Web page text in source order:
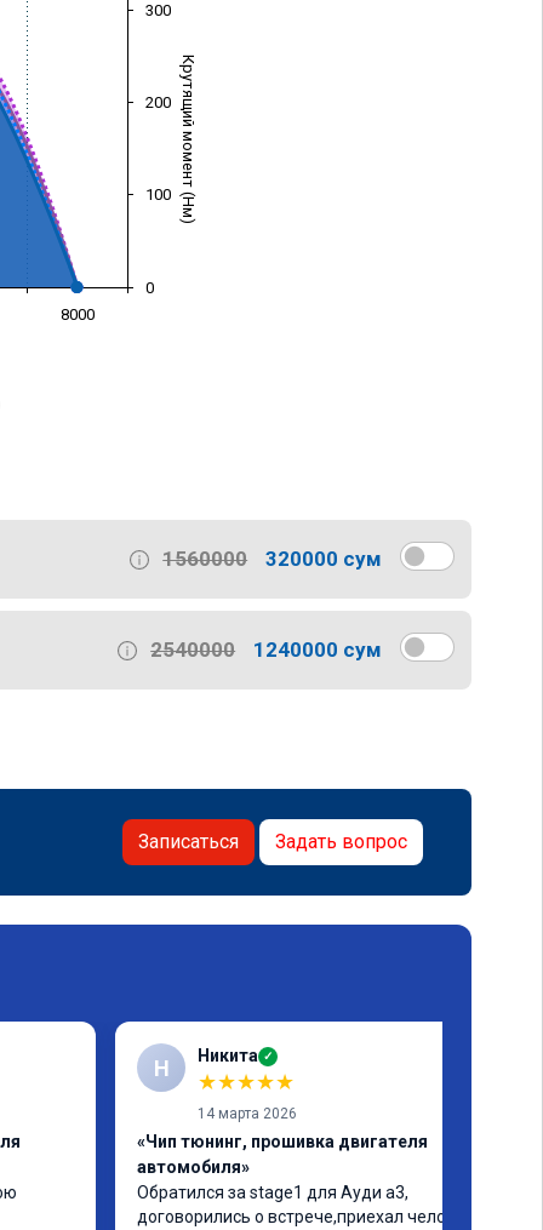
Крутящий момент (Нм)
8000
0
100
200
300
1560000 320000 сум
2540000 1240000 сум
Записаться Задать вопрос
Н Никита ✓
★★★★★
14 марта 2026
«Чип тюнинг, прошивка двигателя
автомобиля»
Обратился за stage1 для Ауди а3,
договорились о встрече,приехал человек